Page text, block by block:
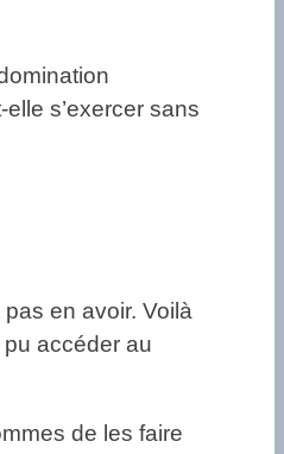
s’exercer sans
en avoir. Voilà
accéder au
de les faire